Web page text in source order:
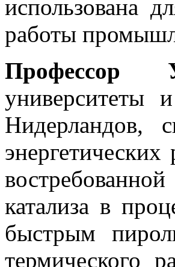
использована
работы
университеты
Нидерландов,
катализа в
быстрым
термического